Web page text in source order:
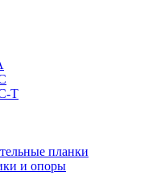
Т
планки
и опоры